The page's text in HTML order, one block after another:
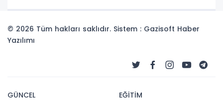
© 2026 Tüm hakları saklıdır. Sistem : Gazisoft Haber
Yazılımı
GÜNCEL
EĞİTİM